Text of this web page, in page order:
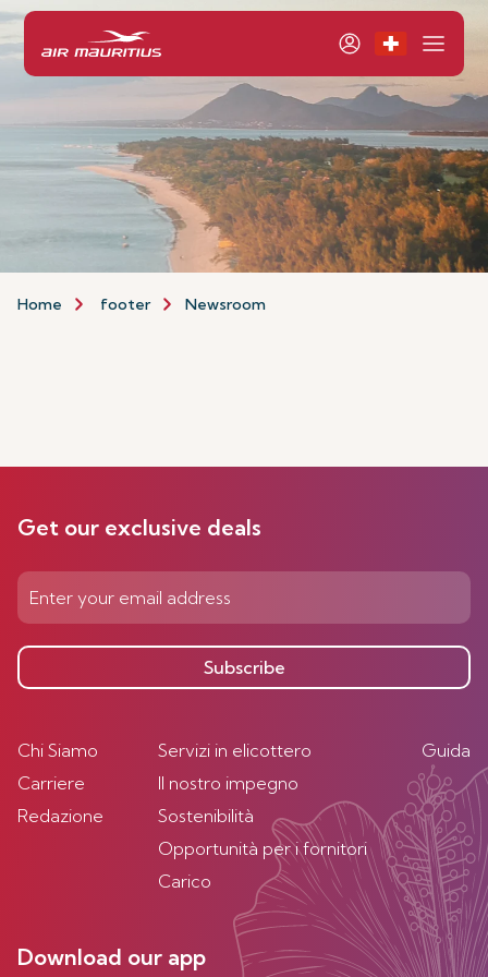
Home footer Newsroom
Get our exclusive deals
Subscribe
Chi Siamo
Carriere
Redazione
Servizi in elicottero
Il nostro impegno
Sostenibilità
Opportunità per i fornitori
Carico
Guida
Download our app